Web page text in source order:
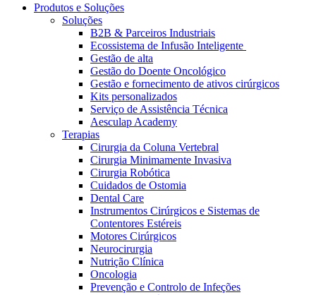
Catálogo de Produtos
Encontre o produto que procura. Visite o catálogo de produtos
da B. Braun com o nosso portfólio completo.
Centro de Inovação
Vamos impulsionar juntos a inovação na tecnologia médica.
Saiba mais sobre o nosso centro de inovação e apresente a sua
Produtos e Soluções
Soluções
B2B & Parceiros Industriais
Ecossistema de Infusão Inteligente
Gestão de alta
Gestão do Doente Oncológico
Gestão e fornecimento de ativos cirúrgicos
Kits personalizados
Serviço de Assistência Técnica
Aesculap Academy
Terapias
Cirurgia da Coluna Vertebral
Cirurgia Minimamente Invasiva
Cirurgia Robótica
Cuidados de Ostomia
Dental Care
Instrumentos Cirúrgicos e Sistemas de
Contentores Estéreis
Motores Cirúrgicos
Neurocirurgia
Nutrição Clínica
Oncologia
Prevenção e Controlo de Infeções